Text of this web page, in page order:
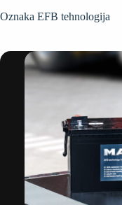
Oznaka EFB tehnologija